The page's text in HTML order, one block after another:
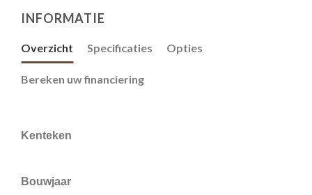
INFORMATIE
Overzicht Specificaties Opties
Bereken uw financiering
Kenteken
Bouwjaar